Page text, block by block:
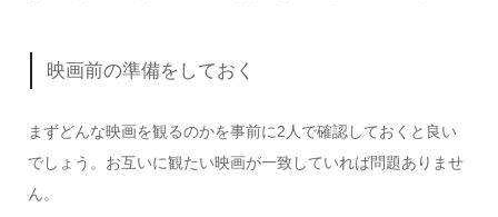
映画前の準備をしておく
まずどんな映画を観るのかを事前に2人で確認しておくと良い
でしょう。お互いに観たい映画が一致していれば問題ありませ
ん。